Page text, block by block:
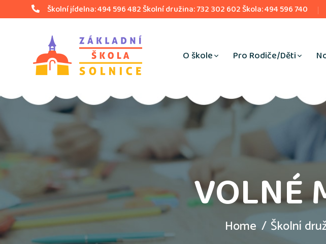
Školní jídelna: 494 596 482 Školní družina: 732 302 602 Škola: 494 596 740
O škole Pro Rodiče/Děti
VOLNÉ
Home Školní